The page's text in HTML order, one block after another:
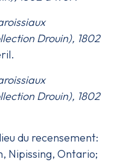
Drouin), 1802
Drouin), 1802
du recensement:
Nipissing, Ontario;